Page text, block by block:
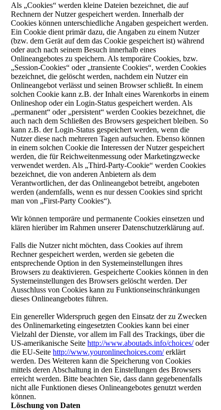
Als „Cookies“ werden kleine Dateien bezeichnet, die auf
Rechnern der Nutzer gespeichert werden. Innerhalb der
Cookies können unterschiedliche Angaben gespeichert werden.
Ein Cookie dient primär dazu, die Angaben zu einem Nutzer
(bzw. dem Gerät auf dem das Cookie gespeichert ist) während
oder auch nach seinem Besuch innerhalb eines
Onlineangebotes zu speichern. Als temporäre Cookies, bzw.
„Session-Cookies“ oder „transiente Cookies“, werden Cookies
bezeichnet, die gelöscht werden, nachdem ein Nutzer ein
Onlineangebot verlässt und seinen Browser schließt. In einem
solchen Cookie kann z.B. der Inhalt eines Warenkorbs in einem
Onlineshop oder ein Login-Status gespeichert werden. Als
„permanent“ oder „persistent“ werden Cookies bezeichnet, die
auch nach dem Schließen des Browsers gespeichert bleiben. So
kann z.B. der Login-Status gespeichert werden, wenn die
Nutzer diese nach mehreren Tagen aufsuchen. Ebenso können
in einem solchen Cookie die Interessen der Nutzer gespeichert
werden, die für Reichweitenmessung oder Marketingzwecke
verwendet werden. Als „Third-Party-Cookie“ werden Cookies
bezeichnet, die von anderen Anbietern als dem
Verantwortlichen, der das Onlineangebot betreibt, angeboten
werden (andernfalls, wenn es nur dessen Cookies sind spricht
man von „First-Party Cookies“).
Wir können temporäre und permanente Cookies einsetzen und
klären hierüber im Rahmen unserer Datenschutzerklärung auf.
Falls die Nutzer nicht möchten, dass Cookies auf ihrem
Rechner gespeichert werden, werden sie gebeten die
entsprechende Option in den Systemeinstellungen ihres
Browsers zu deaktivieren. Gespeicherte Cookies können in den
Systemeinstellungen des Browsers gelöscht werden. Der
Ausschluss von Cookies kann zu Funktionseinschränkungen
dieses Onlineangebotes führen.
Ein genereller Widerspruch gegen den Einsatz der zu Zwecken
des Onlinemarketing eingesetzten Cookies kann bei einer
Vielzahl der Dienste, vor allem im Fall des Trackings, über die
US-amerikanische Seitehttp://www.aboutads.info/choices/oder
die EU-Seitehttp://www.youronlinechoices.com/erklärt
werden. Des Weiteren kann die Speicherung von Cookies
mittels deren Abschaltung in den Einstellungen des Browsers
erreicht werden. Bitte beachten Sie, dass dann gegebenenfalls
nicht alle Funktionen dieses Onlineangebotes genutzt werden
können.
Löschung von Daten